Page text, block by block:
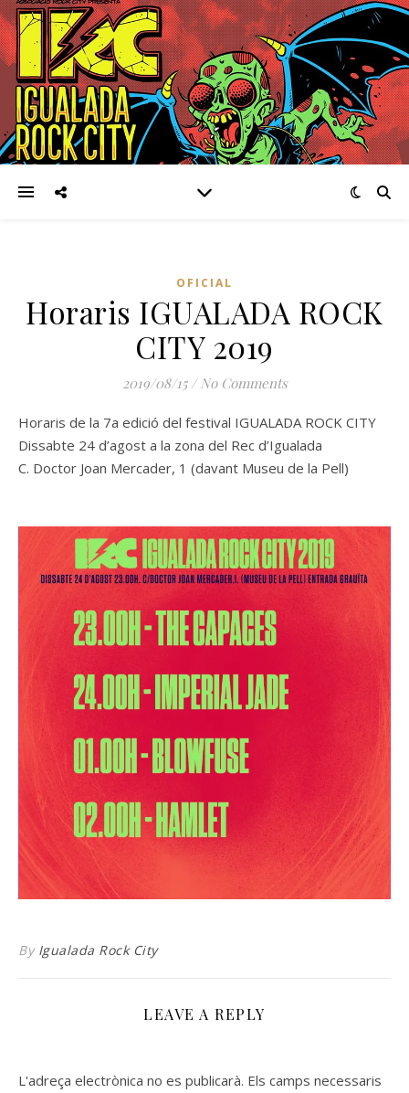
OFICIAL
Horaris IGUALADA ROCK
CITY 2019
2019/08/15 / No Comments
Horaris de la 7a edició del festival IGUALADA ROCK CITY
Dissabte 24 d’agost a la zona del Rec d’Igualada
C. Doctor Joan Mercader, 1 (davant Museu de la Pell)
By Igualada Rock City
LEAVE A REPLY
L'adreça electrònica no es publicarà. Els camps necessaris